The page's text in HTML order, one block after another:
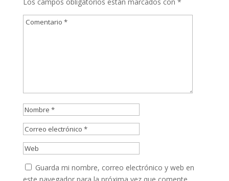
Guarda mi nombre, correo electrónico y web en